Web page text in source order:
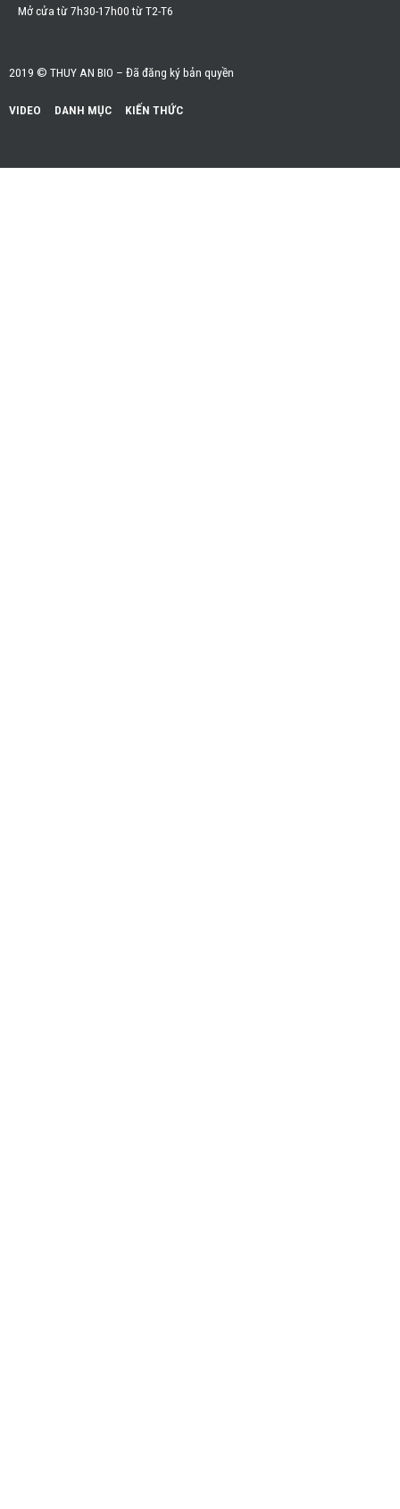
Mở cửa từ 7h30-17h00 từ T2-T6
2019 © THUY AN BIO – Đã đăng ký bản quyền
VIDEO DANH MỤC KIẾN THỨC